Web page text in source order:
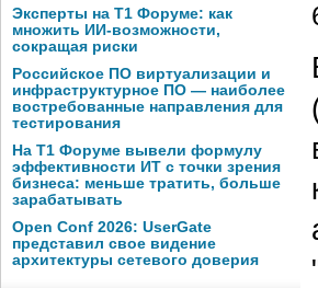
Эксперты на Т1 Форуме: как
множить ИИ-возможности,
сокращая риски
Российское ПО виртуализации и
инфраструктурное ПО — наиболее
востребованные направления для
тестирования
На Т1 Форуме вывели формулу
эффективности ИТ с точки зрения
бизнеса: меньше тратить, больше
зарабатывать
Open Conf 2026: UserGate
представил свое видение
архитектуры сетевого доверия